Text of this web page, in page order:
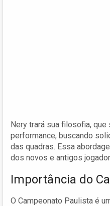
Nery trará sua filosofia,
performance, buscando
das quadras. Essa
dos novos e antigos
Importância do
O Campeonato Paulista é